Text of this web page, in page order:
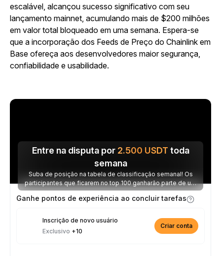
escalável, alcançou sucesso significativo com seu
lançamento mainnet, acumulando mais de $200 milhões
em valor total bloqueado em uma semana. Espera-se
que a incorporação dos Feeds de Preço do Chainlink em
Base ofereça aos desenvolvedores maior segurança,
confiabilidade e usabilidade.
Entre na disputa por 2.500 USDT toda
semana
Suba de posição na tabela de classificação semanal! Os
participantes que ficarem no top 100 ganharão parte de um
prêmio de 2.500 USDT toda semana.
Ganhe pontos de experiência ao concluir tarefas
Inscrição de novo usuário
Exclusivo +10
Criar conta